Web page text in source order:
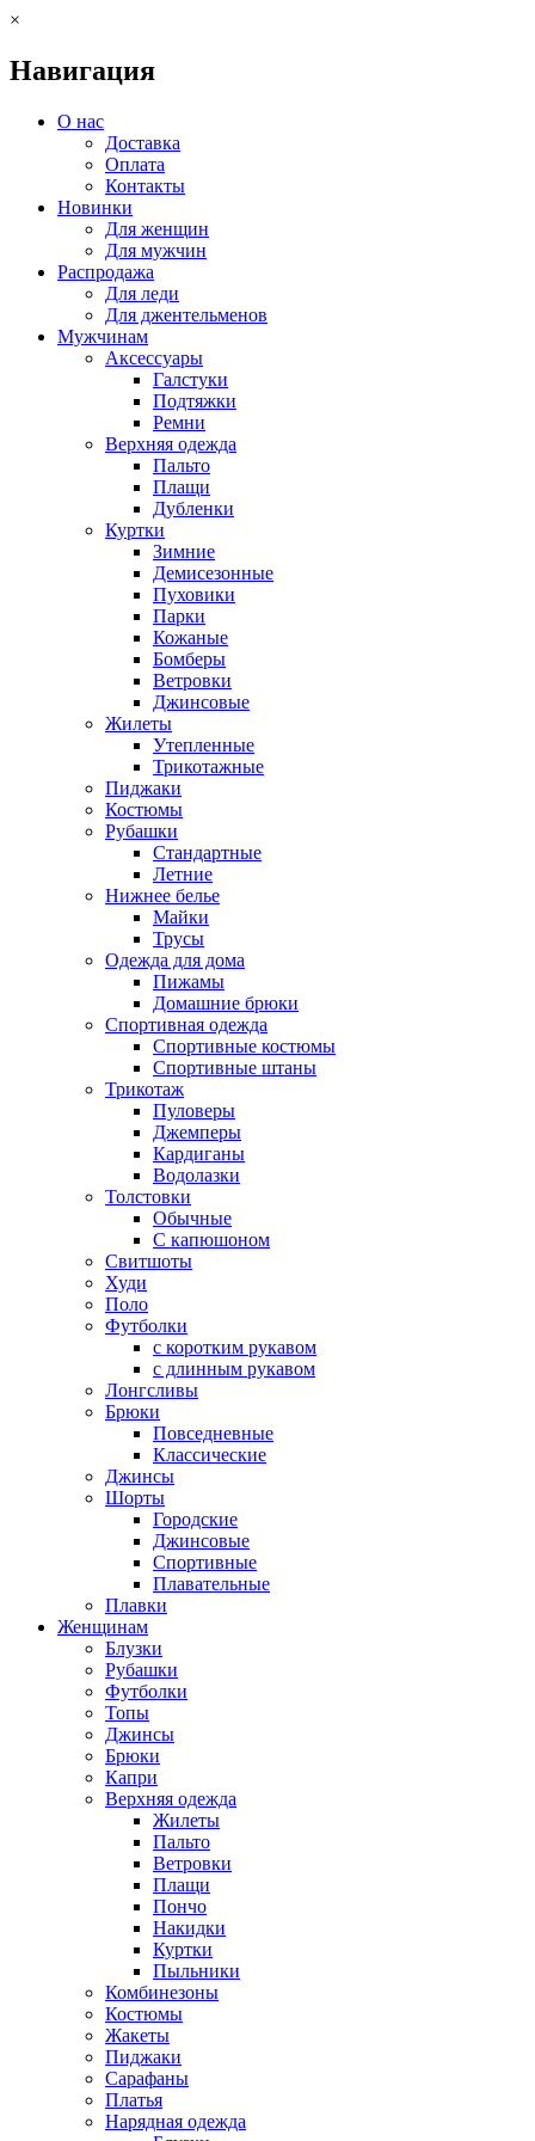
×
Навигация
О нас
Доставка
Оплата
Контакты
Новинки
Для женщин
Для мужчин
Распродажа
Для леди
Для джентельменов
Мужчинам
Аксессуары
Галстуки
Подтяжки
Ремни
Верхняя одежда
Пальто
Плащи
Дубленки
Куртки
Зимние
Демисезонные
Пуховики
Парки
Кожаные
Бомберы
Ветровки
Джинсовые
Жилеты
Утепленные
Трикотажные
Пиджаки
Костюмы
Рубашки
Стандартные
Летние
Нижнее белье
Майки
Трусы
Одежда для дома
Пижамы
Домашние брюки
Спортивная одежда
Спортивные костюмы
Спортивные штаны
Трикотаж
Пуловеры
Джемперы
Кардиганы
Водолазки
Толстовки
Обычные
С капюшоном
Свитшоты
Худи
Поло
Футболки
с коротким рукавом
с длинным рукавом
Лонгсливы
Брюки
Повседневные
Классические
Джинсы
Шорты
Городские
Джинсовые
Спортивные
Плавательные
Плавки
Женщинам
Блузки
Рубашки
Футболки
Топы
Джинсы
Брюки
Капри
Верхняя одежда
Жилеты
Пальто
Ветровки
Плащи
Пончо
Накидки
Куртки
Пыльники
Комбинезоны
Костюмы
Жакеты
Пиджаки
Сарафаны
Платья
Нарядная одежда